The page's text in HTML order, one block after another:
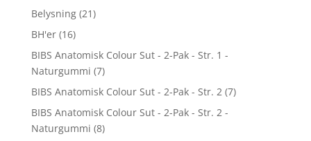
Belysning (21)
BH'er (16)
BIBS Anatomisk Colour Sut - 2-Pak - Str. 1 -
Naturgummi (7)
BIBS Anatomisk Colour Sut - 2-Pak - Str. 2 (7)
BIBS Anatomisk Colour Sut - 2-Pak - Str. 2 -
Naturgummi (8)